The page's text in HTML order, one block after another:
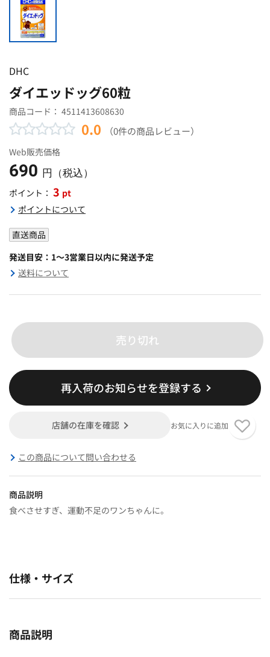
DHC
ダイエッドッグ60粒
商品コード： 4511413608630
0.0 （0件の商品レビュー）
Web販売価格
690 円（税込）
ポイント： 3 pt
ポイントについて
直送商品
発送目安：1～3営業日以内に発送予定
送料について
売り切れ
再入荷のお知らせを登録する
店舗の在庫を確認 お気に入りに追加
この商品について問い合わせる
商品説明
食べさせすぎ、運動不足のワンちゃんに。
仕様・サイズ
商品説明